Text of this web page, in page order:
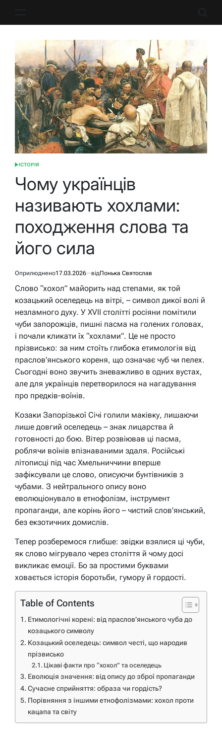
ОПУБЛІКУВАТИ
ІСТОРІЯ
Чому українців
називають хохлами:
походження слова та
його сила
Оприлюднено17.03.2026 відПонька Святослав
Слово “хохол” майорить над степами, як той
козацький оселедець на вітрі, – символ дикої волі й
незламного духу. У XVII столітті росіяни помітили
чуби запорожців, пишні пасма на голених головах,
і почали кликати їх “хохлами”. Це не просто
прізвисько: за ним стоїть глибока етимологія від
праслов’янського кореня, що означає чуб чи пелех.
Сьогодні воно звучить зневажливо в одних вустах,
але для українців перетворилося на нагадування
про предків-воїнів.
Козаки Запорізької Січі голили маківку, лишаючи
лише довгий оселедець – знак лицарства й
готовності до бою. Вітер розвіював ці пасма,
роблячи воїнів впізнаваними здаля. Російські
літописці під час Хмельниччини вперше
зафіксували це слово, описуючи бунтівників з
чубами. З нейтрального опису воно
еволюціонувало в етнофолізм, інструмент
пропаганди, але корінь його – чистий слов’янський,
без екзотичних домислів.
Тепер розберемося глибше: звідки взялися ці чуби,
як слово мігрувало через століття й чому досі
викликає емоції. Бо за простими буквами
ховається історія боротьби, гумору й гордості.
Table of Contents
Етимологічні корені: від праслов’янського чуба до
козацького символу
Козацький оселедець: символ честі, що народив
прізвисько
Цікаві факти про “хохол” та оселедець
Еволюція значення: від опису до зброї пропаганди
Сучасне сприйняття: образа чи гордість?
Порівняння з іншими етнофолізмами: хохол проти
кацапа та світу